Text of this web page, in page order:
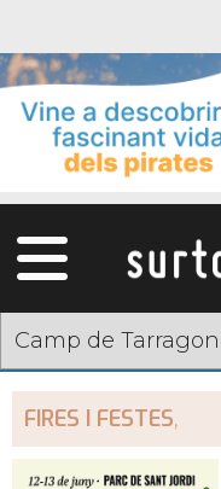
Camp de
FIRES I FESTES,